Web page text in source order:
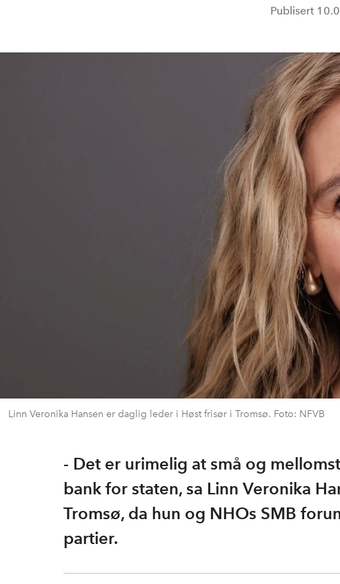
Publisert
Linn Veronika Hansen er daglig leder i Høst frisør i Tromsø. Foto: NFVB
- Det er urimelig at små og
bank for staten, sa Linn Veronika
Tromsø, da hun og NHOs SMB
partier.